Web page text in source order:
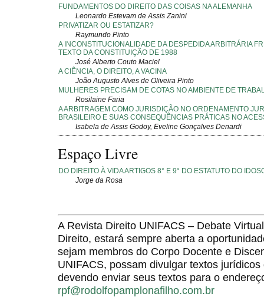
FUNDAMENTOS DO DIREITO DAS COISAS NA ALEMANHA
Leonardo Estevam de Assis Zanini
PRIVATIZAR OU ESTATIZAR?
Raymundo Pinto
A INCONSTITUCIONALIDADE DA DESPEDIDA ARBITRÁRIA
TEXTO DA CONSTITUIÇÃO DE 1988
José Alberto Couto Maciel
A CIÊNCIA, O DIREITO, A VACINA
João Augusto Alves de Oliveira Pinto
MULHERES PRECISAM DE COTAS NO AMBIENTE DE
Rosilaine Faria
A ARBITRAGEM COMO JURISDIÇÃO NO ORDENAMENTO
BRASILEIRO E SUAS CONSEQUÊNCIAS PRÁTICAS NO
Isabela de Assis Godoy, Eveline Gonçalves Denardi
Espaço Livre
DO DIREITO À VIDA ARTIGOS 8° E 9° DO ESTATUTO DO
Jorge da Rosa
A Revista Direito UNIFACS – Debate
Direito, estará sempre aberta a
sejam membros do Corpo Docente e
UNIFACS, possam divulgar textos
devendo enviar seus textos para o
rpf@rodolfopamplonafilho.com.br